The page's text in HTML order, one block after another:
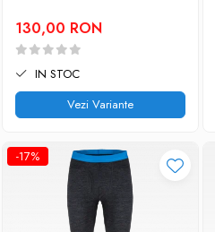
Imbracaminte de corp
130,00 RON
IN STOC
Vezi Variante
-17%